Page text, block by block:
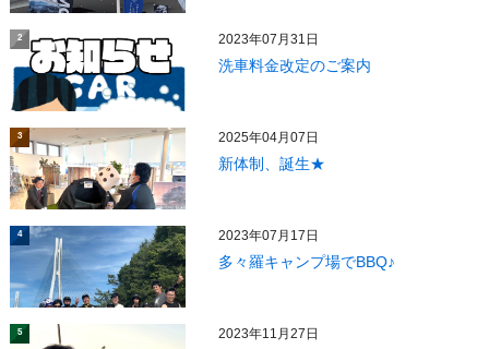
2 2023年07月31日
洗車料金改定のご案内
3 2025年04月07日
新体制、誕生★
4 2023年07月17日
多々羅キャンプ場でBBQ♪
5 2023年11月27日